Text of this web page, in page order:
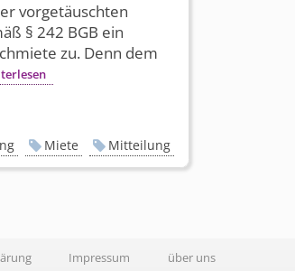
vorgetäuschten
§ 242 BGB ein
zu. Denn dem
Miete Mitteilung
Impressum über uns